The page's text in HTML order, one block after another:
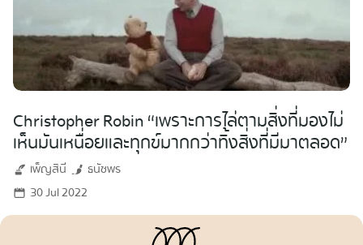
Christopher Robin “เพราะการไล่ตามสิ่งที่มองไม่
เห็นมันเหนื่อยและทุกข์มากกว่าทิ้งสิ่งที่มีมาตลอด”​
เพ็ญสินี
ธนัชพร
30 Jul 2022